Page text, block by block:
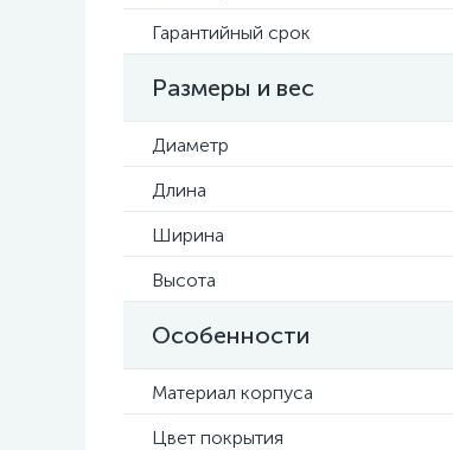
Гарантийный срок
Размеры и вес
Диаметр
Длина
Ширина
Высота
Особенности
Материал корпуса
Цвет покрытия